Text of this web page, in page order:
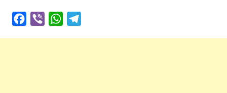
Facebook
Viber WhatsApp